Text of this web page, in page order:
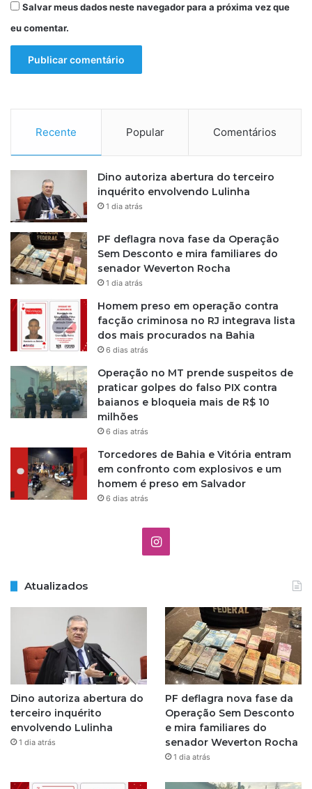
Salvar meus dados neste navegador para a próxima vez que
eu comentar.
Recente Popular Comentários
Dino autoriza abertura do terceiro
inquérito envolvendo Lulinha
1 dia atrás
PF deflagra nova fase da Operação
Sem Desconto e mira familiares do
senador Weverton Rocha
1 dia atrás
Homem preso em operação contra
facção criminosa no RJ integrava lista
dos mais procurados na Bahia
6 dias atrás
Operação no MT prende suspeitos de
praticar golpes do falso PIX contra
baianos e bloqueia mais de R$ 10
milhões
6 dias atrás
Torcedores de Bahia e Vitória entram
em confronto com explosivos e um
homem é preso em Salvador
6 dias atrás
Instagram
Atualizados
Dino autoriza abertura do
terceiro inquérito
envolvendo Lulinha
1 dia atrás
PF deflagra nova fase da
Operação Sem Desconto
e mira familiares do
senador Weverton Rocha
1 dia atrás